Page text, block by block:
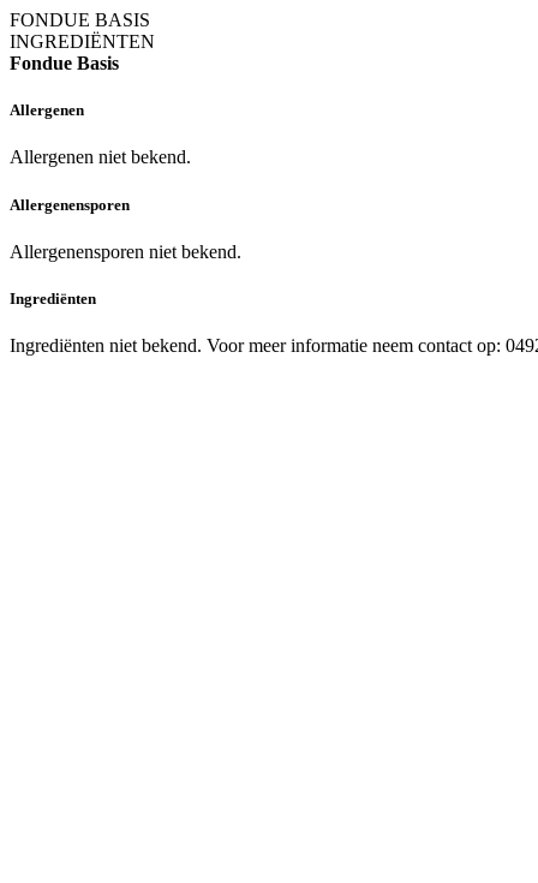
FONDUE BASIS
INGREDIËNTEN
Fondue Basis
Allergenen
Allergenen niet bekend.
Allergenensporen
Allergenensporen niet bekend.
Ingrediënten
Ingrediënten niet bekend. Voor meer informatie neem contact op: